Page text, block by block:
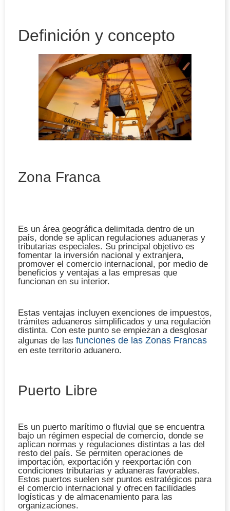
Definición y concepto
Zona Franca
Es un área geográfica delimitada dentro de un
país, donde se aplican regulaciones aduaneras y
tributarias especiales. Su principal objetivo es
fomentar la inversión nacional y extranjera,
promover el comercio internacional, por medio de
beneficios y ventajas a las empresas que
funcionan en su interior.
Estas ventajas incluyen exenciones de impuestos,
trámites aduaneros simplificados y una regulación
distinta. Con este punto se empiezan a desglosar
algunas de las funciones de las Zonas Francas
en este territorio aduanero.
Puerto Libre
Es un puerto marítimo o fluvial que se encuentra
bajo un régimen especial de comercio, donde se
aplican normas y regulaciones distintas a las del
resto del país. Se permiten operaciones de
importación, exportación y reexportación con
condiciones tributarias y aduaneras favorables.
Estos puertos suelen ser puntos estratégicos para
el comercio internacional y ofrecen facilidades
logísticas y de almacenamiento para las
organizaciones.